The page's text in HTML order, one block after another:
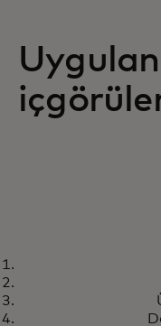
Yeni nesil
çözümlerini
Daha fazla